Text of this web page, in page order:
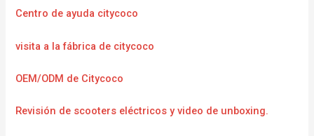
Centro de ayuda citycoco
visita a la fábrica de citycoco
OEM/ODM de Citycoco
Revisión de scooters eléctricos y video de unboxing.